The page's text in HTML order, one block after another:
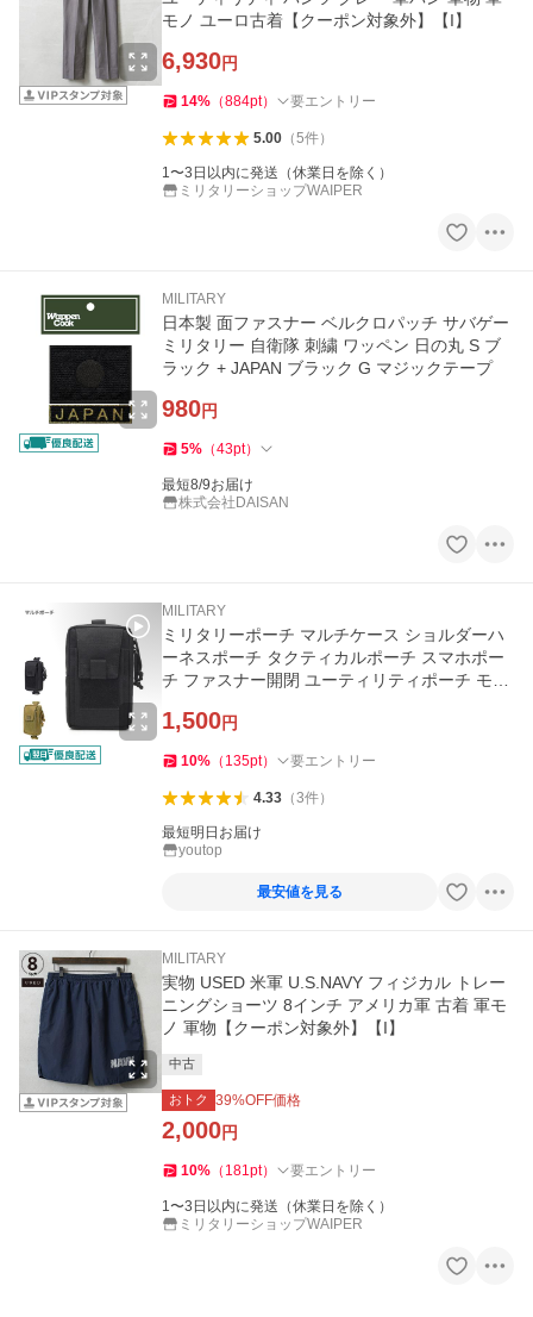
モノ ユーロ古着【クーポン対象外】【I】
6,930円
14% （884pt） 要エントリー
5.00（5件）
1〜3日以内に発送（休業日を除く）
ミリタリーショップWAIPER
MILITARY
日本製 面ファスナー ベルクロパッチ サバゲー
ミリタリー 自衛隊 刺繍 ワッペン 日の丸 S ブ
ラック + JAPAN ブラック G マジックテープ
980円
5% （43pt）
最短8/9お届け
株式会社DAISAN
MILITARY
ミリタリーポーチ マルチケース ショルダーハ
ーネスポーチ タクティカルポーチ スマホポー
チ ファスナー開閉 ユーティリティポーチ モー
1,500円
10% （ 135pt） 要エントリー
4.33（3件）
最短明日お届け
youtop
最安値を見る
MILITARY
実物 USED 米軍 U.S.NAVY フィジカル トレー
ニングショーツ 8インチ アメリカ軍 古着 軍モ
ノ 軍物【クーポン対象外】【I】
中古
おトク 39%OFF価格
2,000円
10% （ 181pt） 要エントリー
1〜3日以内に発送（休業日を除く）
ミリタリーショップWAIPER